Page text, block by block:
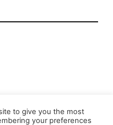
to give you the most
your preferences